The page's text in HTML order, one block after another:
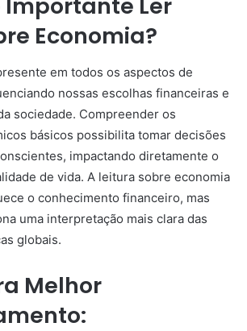
Importante Ler
Economia?
em todos os aspectos de
nossas escolhas financeiras e
sociedade. Compreender os
básicos possibilita tomar decisões
impactando diretamente o
de vida. A leitura sobre economia
o conhecimento financeiro, mas
uma interpretação mais clara das
globais.
Melhor